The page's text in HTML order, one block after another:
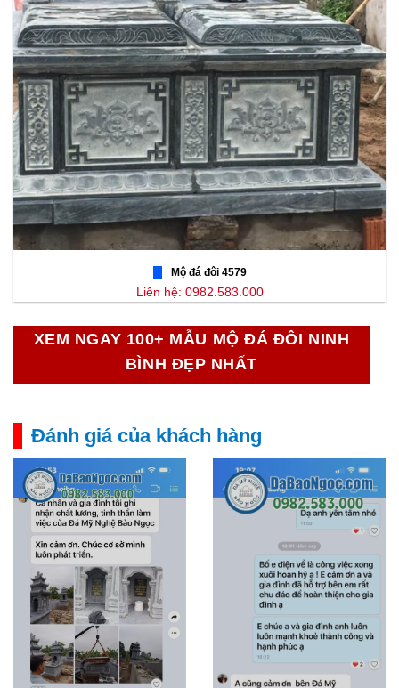
Mộ đá đôi 4579
Liên hệ: 0982.583.000
XEM NGAY 100+ MẪU MỘ ĐÁ ĐÔI NINH
BÌNH ĐẸP NHẤT
Đánh giá của khách hàng